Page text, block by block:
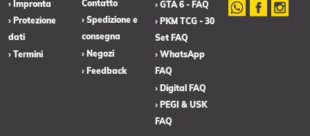
› Impronta
› Protezione
dati
› Termini
Contatto
› Spedizione e
consegna
› Negozi
› Feedback
› GTA 6 - FAQ
› PKM TCG - 30
Set FAQ
› WhatsApp
FAQ
› Digital FAQ
› PEGI & USK
FAQ